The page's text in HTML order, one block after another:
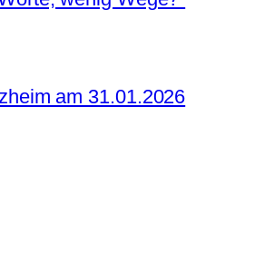
am 31.01.2026